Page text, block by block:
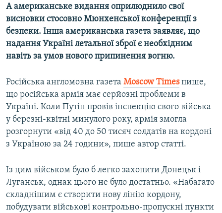
А американське видання оприлюднило свої
висновки стосовно Мюнхенської конференції з
безпеки. Інша американська газета заявляє, що
надання Україні летальної зброї є необхідним
навіть за умов нового припинення вогню.
Російська англомовна газета Moscow Timesпише,
що російська армія має серйозні проблеми в
Україні. Коли Путін провів інспекцію свого війська
у березні-квітні минулого року, армія змогла
розгорнути «від 40 до 50 тисяч солдатів на кордоні
з Україною за 24 години», пише автор статті.
Із цим військом було б легко захопити Донецьк і
Луганськ, однак цього не було достатньо. «Набагато
складнішим є створити нову лінію кордону,
побудувати військові контрольно-пропускні пункти